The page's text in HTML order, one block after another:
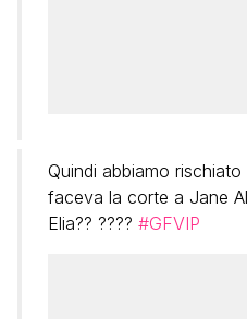
Quindi abbiamo
faceva la corte a Jane
Elia?? ???? #GFVIP